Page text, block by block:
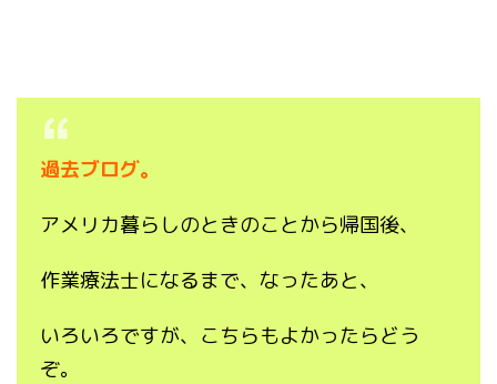
過去ブログ。
アメリカ暮らしのときのことから帰国後、
作業療法士になるまで、なったあと、
いろいろですが、こちらもよかったらどう
ぞ。